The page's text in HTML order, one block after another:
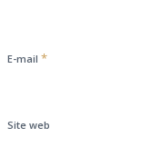
E-mail *
Site web